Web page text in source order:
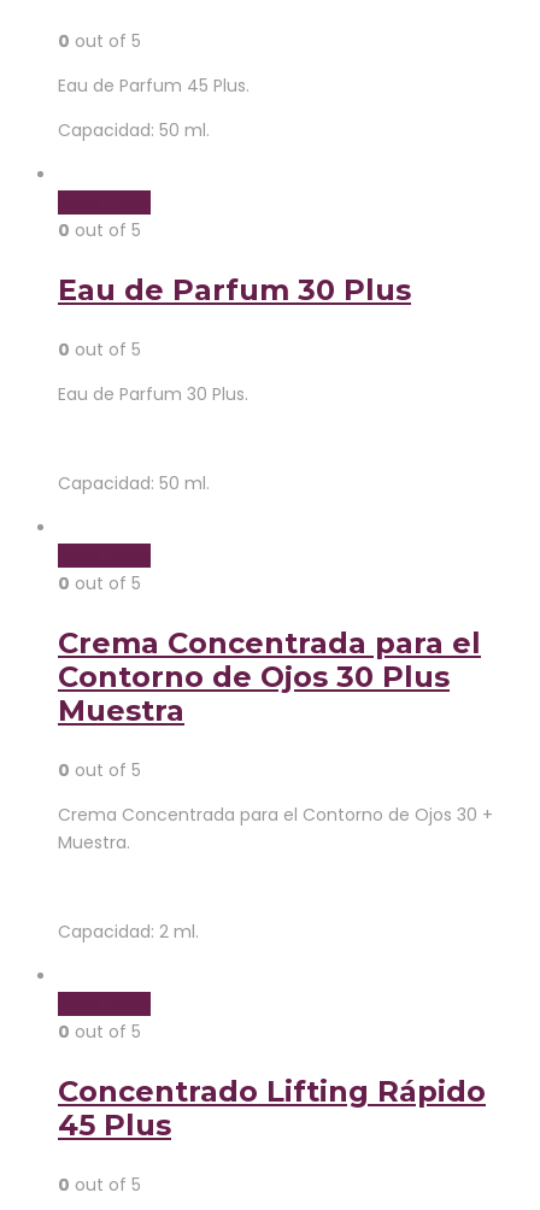
0 out of 5
Eau de Parfum 45 Plus.
Capacidad: 50 ml.
0 out of 5
Eau de Parfum 30 Plus
0 out of 5
Eau de Parfum 30 Plus.
Capacidad: 50 ml.
0 out of 5
Crema Concentrada para el
Contorno de Ojos 30 Plus
Muestra
0 out of 5
Crema Concentrada para el Contorno de Ojos 30 +
Muestra.
Capacidad: 2 ml.
0 out of 5
Concentrado Lifting Rápido
45 Plus
0 out of 5